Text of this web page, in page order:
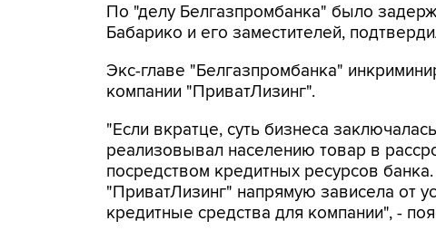
По "делу Белгазпромбанка" было
Бабарико и его заместителей,
Экс-главе "Белгазпромбанка"
компании "ПриватЛизинг".
"Если вкратце, суть бизнеса
реализовывал населению товар в
посредством кредитных ресурсов
"ПриватЛизинг" напрямую зависела от
кредитные средства для компании", -